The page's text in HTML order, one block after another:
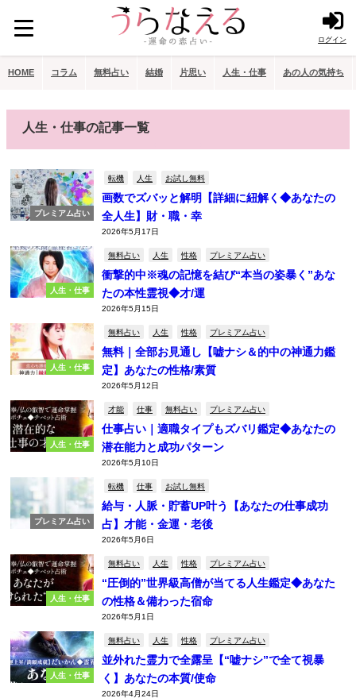
ログイン
HOME コラム 無料占い 結婚 片思い 人生・仕事 あの人の気持ち
人生・仕事の記事一覧
プレミアム占い
転機 人生 お試し無料
画数でズバッと解明【詳細に紐解く◆あなたの
全人生】財・職・幸
2026年5月17日
人生・仕事
無料占い 人生 性格 プレミアム占い
衝撃的中※魂の記憶を結び“本当の姿暴く”あな
たの本性霊視◆才/運
2026年5月15日
人生・仕事
無料占い 人生 性格 プレミアム占い
無料｜全部お見通し【嘘ナシ＆的中の神通力鑑
定】あなたの性格/素質
2026年5月12日
人生・仕事
才能 仕事 無料占い プレミアム占い
仕事占い｜適職タイプもズバリ鑑定◆あなたの
潜在能力と成功パターン
2026年5月10日
プレミアム占い
転機 仕事 お試し無料
給与・人脈・貯蓄UP叶う【あなたの仕事成功
占】才能・金運・老後
2026年5月6日
人生・仕事
無料占い 人生 性格 プレミアム占い
“圧倒的”世界級高僧が当てる人生鑑定◆あなた
の性格＆備わった宿命
2026年5月1日
人生・仕事
無料占い 人生 性格 プレミアム占い
並外れた霊力で全露呈【“嘘ナシ”で全て視暴
く】あなたの本質/使命
2026年4月24日